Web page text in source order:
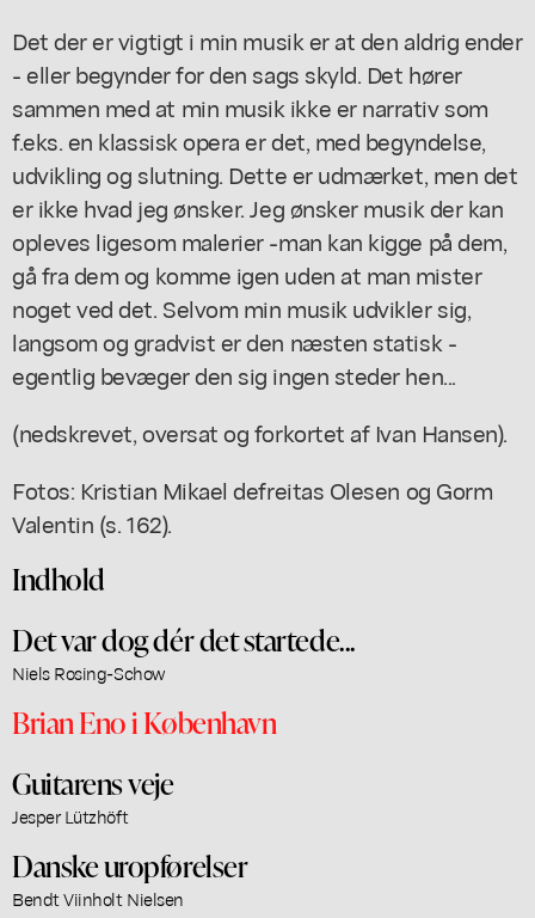
Det der er vigtigt i min musik er at den aldrig ender
- eller begynder for den sags skyld. Det hører
sammen med at min musik ikke er narrativ som
f.eks. en klassisk opera er det, med begyndelse,
udvikling og slutning. Dette er udmærket, men det
er ikke hvad jeg ønsker. Jeg ønsker musik der kan
opleves ligesom malerier -man kan kigge på dem,
gå fra dem og komme igen uden at man mister
noget ved det. Selvom min musik udvikler sig,
langsom og gradvist er den næsten statisk -
egentlig bevæger den sig ingen steder hen...
(nedskrevet, oversat og forkortet af Ivan Hansen).
Fotos: Kristian Mikael defreitas Olesen og Gorm
Valentin (s. 162).
Indhold
Det var dog dér det startede...
Niels Rosing-Schow
Brian Eno i København
Guitarens veje
Jesper Lützhöft
Danske uropførelser
Bendt Viinholt Nielsen